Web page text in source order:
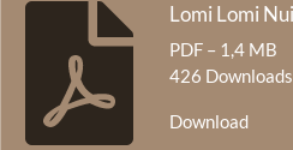
Lomi Lomi
PDF – 1,4 MB
426 Downloads
Download